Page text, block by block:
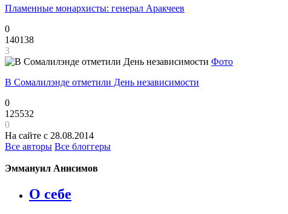
Пламенные монархисты: генерал Аракчеев
0
140138
3
Фото
В Сомалилэнде отметили День независимости
0
125532
0
На сайте с 28.08.2014
Все авторы Все блоггеры
Эммануил Анисимов
О себе